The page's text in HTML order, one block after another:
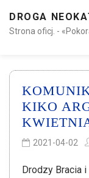
DROGA
Strona oficj. -
KIKO
2021-04-02
Drodzy Bracia